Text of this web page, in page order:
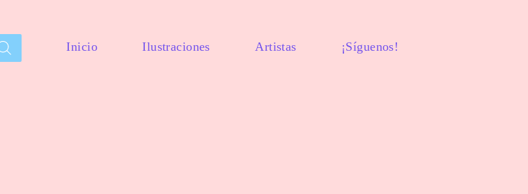
Inicio Ilustraciones Artistas ¡Síguenos!